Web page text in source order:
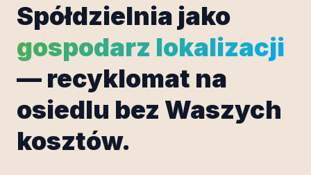
Spółdzielnia jako
gospodarz lokalizacji
— recyklomat na
osiedlu bez Waszych
kosztów.